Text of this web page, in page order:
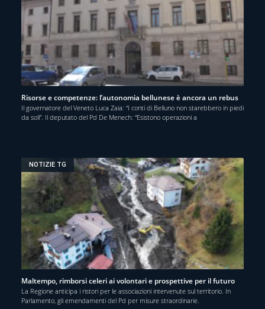
Risorse e competenze: l’autonomia bellunese è ancora un rebus
Il governatore del Veneto Luca Zaia: “I conti di Belluno non starebbero in piedi
da soli”. Il deputato del Pd De Menech: “Esistono operazioni a
NOTIZIE TG
Maltempo, rimborsi celeri ai volontari e prospettive per il futuro
La Regione anticipa i ristori per le associazioni intervenute sul territorio. In
Parlamento, gli emendamenti del Pd per misure straordinarie.